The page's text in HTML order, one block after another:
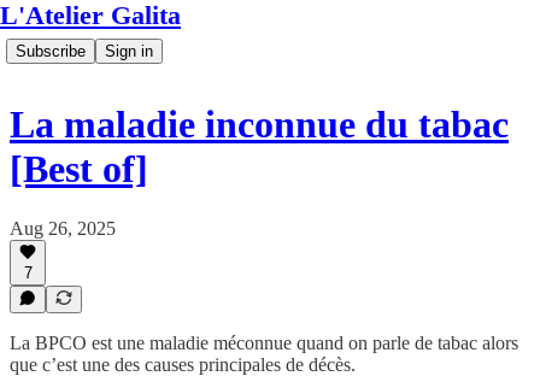
L'Atelier Galita
Subscribe Sign in
La maladie inconnue du tabac
[Best of]
Aug 26, 2025
7
La BPCO est une maladie méconnue quand on parle de tabac alors
que c’est une des causes principales de décès.